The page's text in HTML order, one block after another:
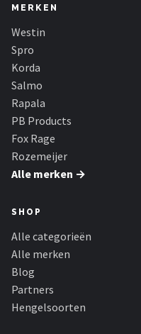
Rozemeijer
Gamakatsu
Mikado
Alle merken →
MERKEN
Westin
Spro
Korda
Salmo
Rapala
PB Products
Fox Rage
Rozemeijer
Alle merken →
SHOP
Alle categorieën
Alle merken
Blog
Partners
Hengelsoorten